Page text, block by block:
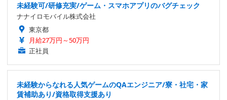
未経験可/研修充実/ゲーム・スマホアプリのバグチェック
ナナイロモバイル株式会社
東京都
月給27万円～50万円
正社員
未経験からなれる人気ゲームのQAエンジニア/寮・社宅・家
賃補助あり/資格取得支援あり